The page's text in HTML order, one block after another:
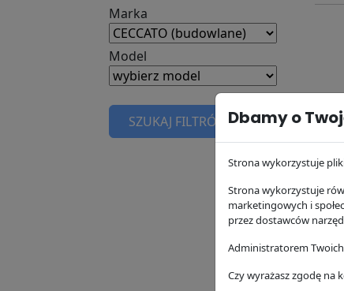
Marka
Model
SZUKAJ FILTRÓW
SF
75.29
Dbamy o
Strona wykorzystuje
Strona wykorzystuje
marketingowych i
przez dostawców
Administratorem Twoich
Czy wyrażasz zgodę na